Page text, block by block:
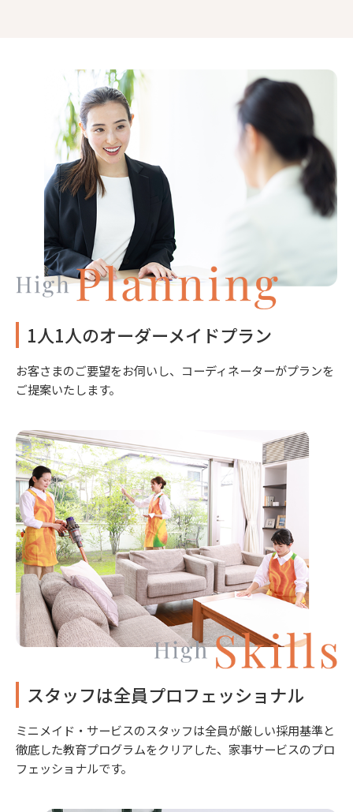
1人1人のオーダーメイドプラン
お客さまのご要望をお伺いし、コーディネーターがプランを
ご提案いたします。
スタッフは全員プロフェッショナル
ミニメイド・サービスのスタッフは全員が厳しい採用基準と
徹底した教育プログラムをクリアした、家事サービスのプロ
フェッショナルです。